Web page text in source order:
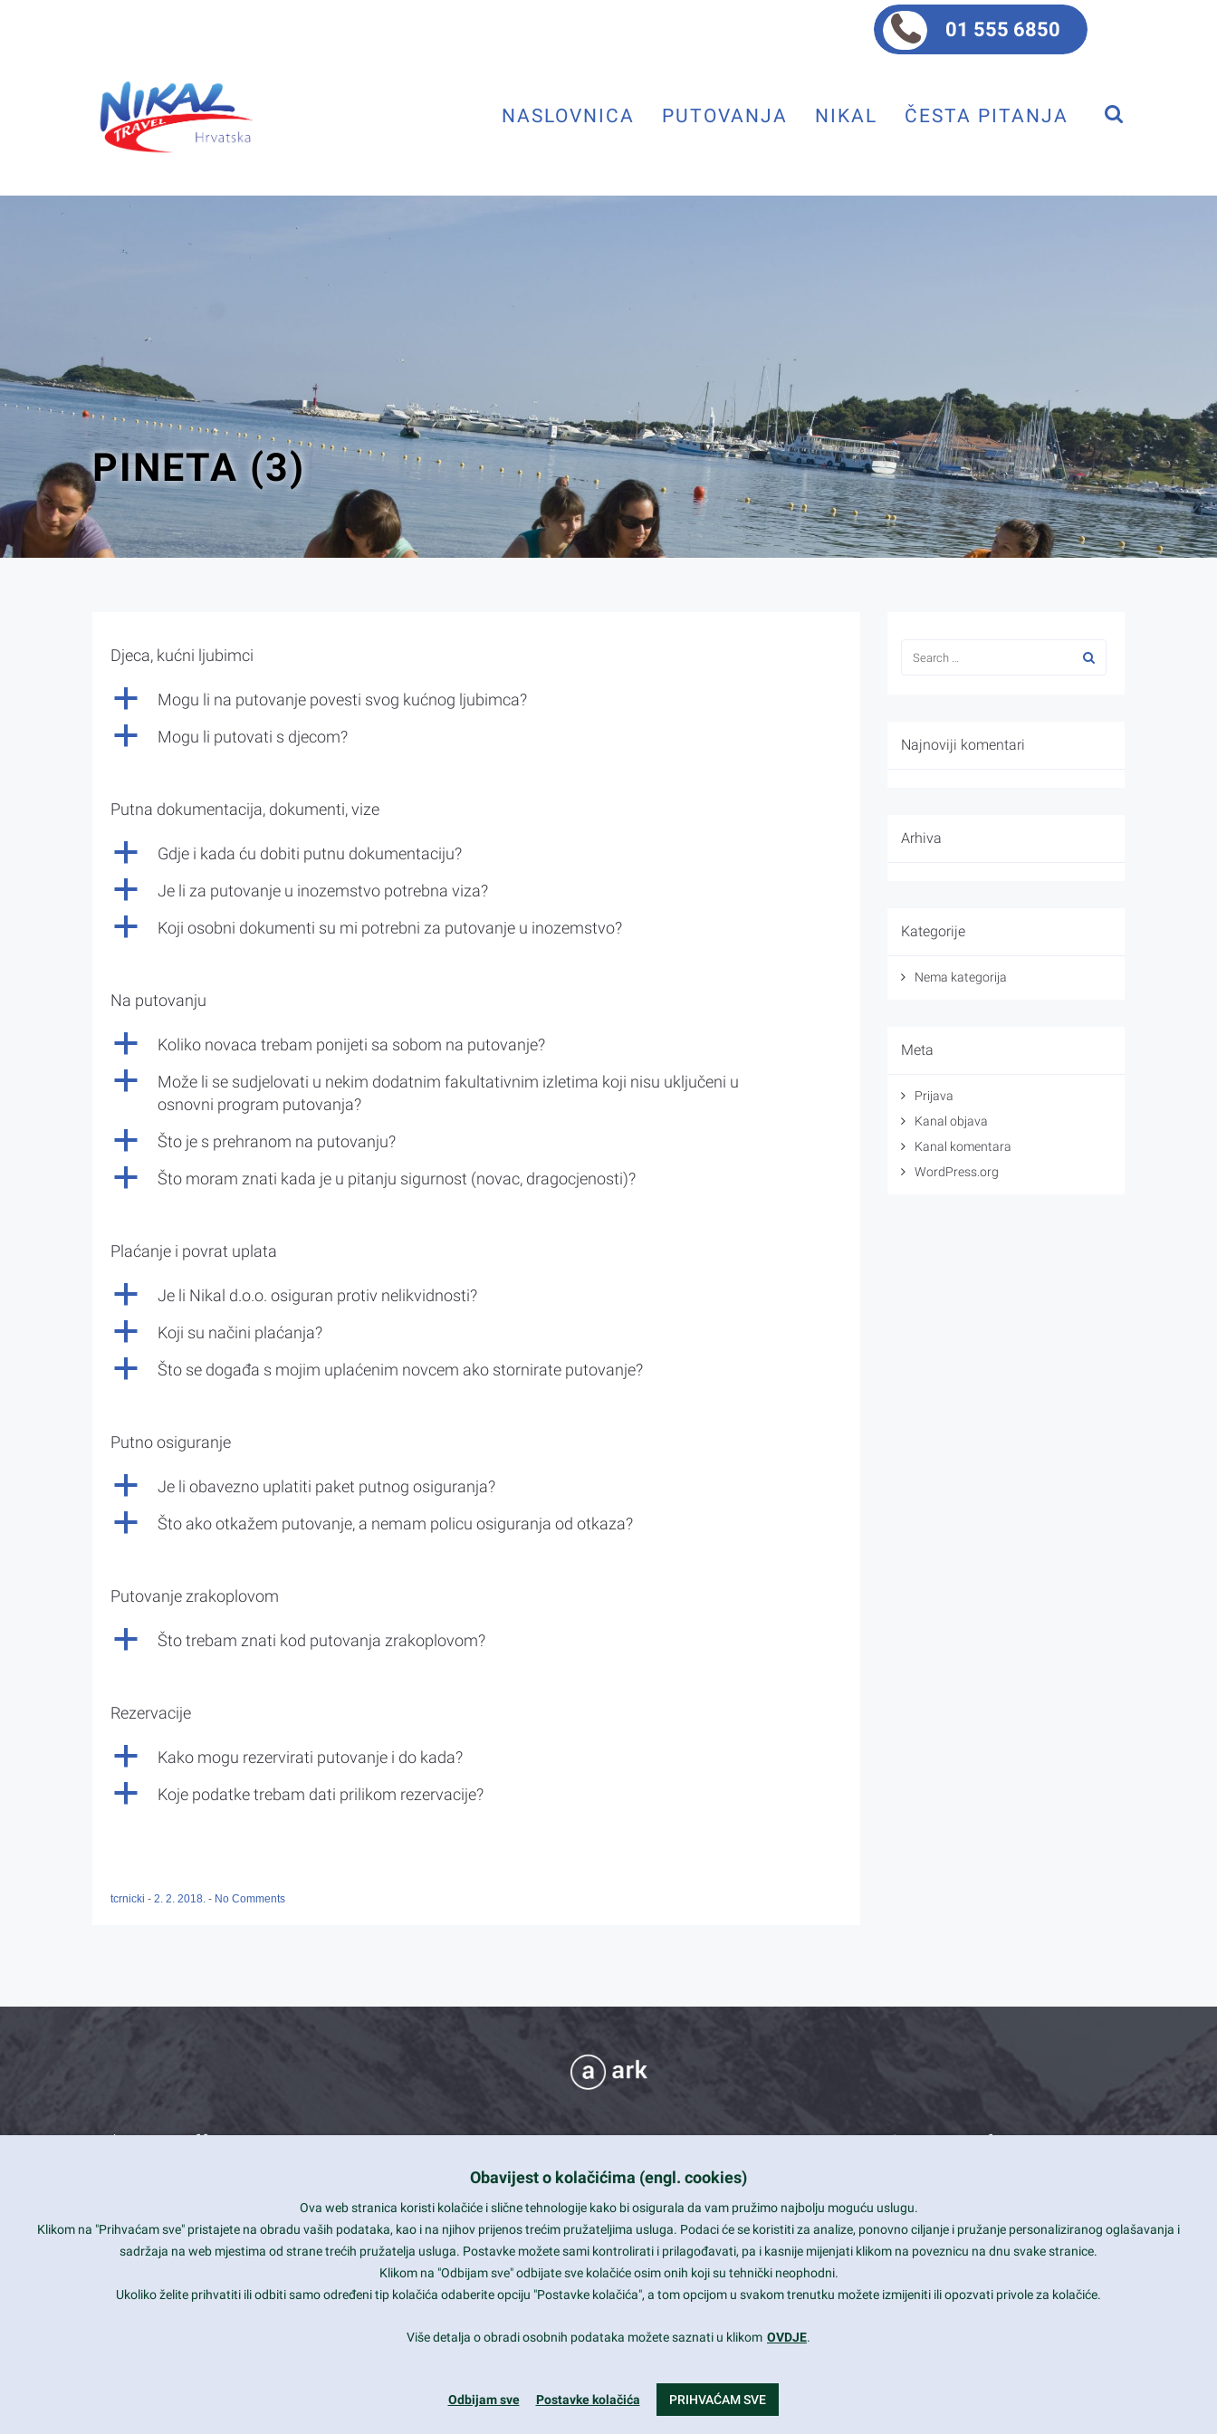
01 555 6850
NASLOVNICA PUTOVANJA NIKAL ČESTA PITANJA
PINETA (3)
Djeca, kućni ljubimci
a Mogu li na putovanje povesti svog kućnog ljubimca?
a Mogu li putovati s djecom?
Putna dokumentacija, dokumenti, vize
a Gdje i kada ću dobiti putnu dokumentaciju?
a Je li za putovanje u inozemstvo potrebna viza?
a Koji osobni dokumenti su mi potrebni za putovanje u inozemstvo?
Na putovanju
a Koliko novaca trebam ponijeti sa sobom na putovanje?
a
Može li se sudjelovati u nekim dodatnim fakultativnim izletima koji nisu uključeni u
osnovni program putovanja?
a Što je s prehranom na putovanju?
a Što moram znati kada je u pitanju sigurnost (novac, dragocjenosti)?
Plaćanje i povrat uplata
a Je li Nikal d.o.o. osiguran protiv nelikvidnosti?
a Koji su načini plaćanja?
a Što se događa s mojim uplaćenim novcem ako stornirate putovanje?
Putno osiguranje
a Je li obavezno uplatiti paket putnog osiguranja?
a Što ako otkažem putovanje, a nemam policu osiguranja od otkaza?
Putovanje zrakoplovom
a Što trebam znati kod putovanja zrakoplovom?
Rezervacije
a Kako mogu rezervirati putovanje i do kada?
a Koje podatke trebam dati prilikom rezervacije?
tcrnicki - 2. 2. 2018. - No Comments
Najnoviji komentari
Arhiva
Kategorije
Nema kategorija
Meta
Prijava
Kanal objava
Kanal komentara
WordPress.org
What we offer
Is your website user friendly?
Ark offers weekly stunning designs.
Why our customers love Ark?
Smart and beautiful design
Unlimited Eelements
Mobile ready
Contact Info
View, CA 94043
+1 650-253-0000
Daily: 9:00 am - 6:00 pm
Obavijest o kolačićima (engl. cookies)
Ova web stranica koristi kolačiće i slične tehnologije kako bi osigurala da vam pružimo najbolju moguću uslugu.
Klikom na "Prihvaćam sve" pristajete na obradu vaših podataka, kao i na njihov prijenos trećim pružateljima usluga. Podaci će se koristiti za analize, ponovno ciljanje i pružanje personaliziranog oglašavanja i
sadržaja na web mjestima od strane trećih pružatelja usluga. Postavke možete sami kontrolirati i prilagođavati, pa i kasnije mijenjati klikom na poveznicu na dnu svake stranice.
Klikom na "Odbijam sve" odbijate sve kolačiće osim onih koji su tehnički neophodni.
Ukoliko želite prihvatiti ili odbiti samo određeni tip kolačića odaberite opciju "Postavke kolačića", a tom opcijom u svakom trenutku možete izmijeniti ili opozvati privole za kolačiće.
Više detalja o obradi osobnih podataka možete saznati u klikom OVDJE.
Odbijam sve Postavke kolačića PRIHVAĆAM SVE